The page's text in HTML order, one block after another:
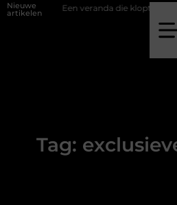
Nieuwe
artikelen Een veranda die klopt begint
Tag: